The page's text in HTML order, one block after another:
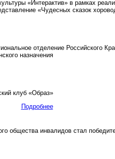
«Интерактив» в рамках
«Чудесных сказок
отделение Российского
назначения
клуб «Образ»
Подробнее
общества инвалидов стал